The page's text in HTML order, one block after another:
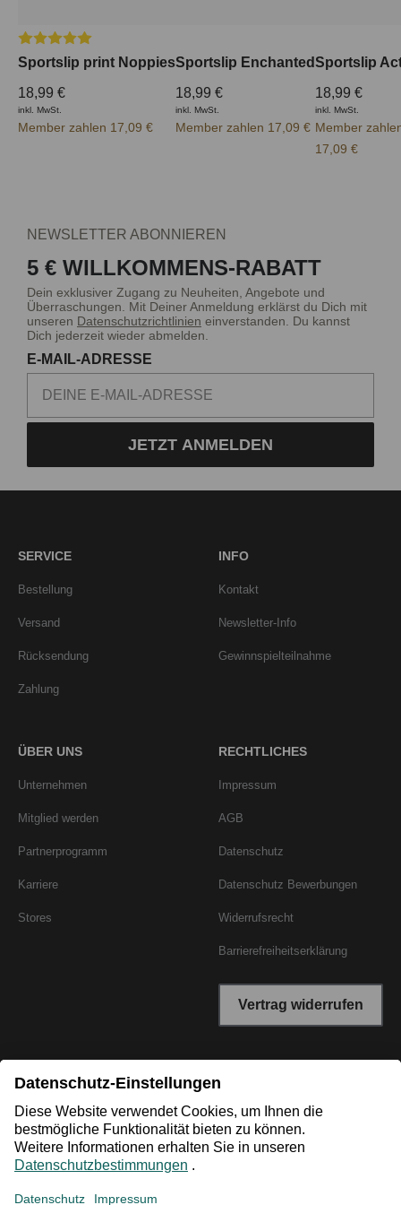
Durchschnittliche Bewertung von 5 von 5 Sternen
Sportslip print Noppies
18,99 €
inkl. MwSt.
Member zahlen 17,09 €
Sportslip Enchanted
18,99 €
inkl. MwSt.
Member zahlen 17,09 €
Sportslip
18,99 €
inkl. MwSt.
Member
17,09 €
NEWSLETTER ABONNIEREN
5 € WILLKOMMENS-RABATT
Dein exklusiver Zugang zu Neuheiten, Angebote und
Überraschungen. Mit Deiner Anmeldung erklärst du Dich mit
unseren Datenschutzrichtlinien einverstanden. Du kannst
Dich jederzeit wieder abmelden.
E-MAIL-ADRESSE
JETZT ANMELDEN
SERVICE
Bestellung
Versand
Rücksendung
Zahlung
INFO
Kontakt
Newsletter-Info
Gewinnspielteilnahme
ÜBER UNS
Unternehmen
Mitglied werden
Partnerprogramm
Karriere
Stores
RECHTLICHES
Impressum
AGB
Datenschutz
Datenschutz Bewerbungen
Widerrufsrecht
Barrierefreiheitserklärung
Vertrag widerrufen